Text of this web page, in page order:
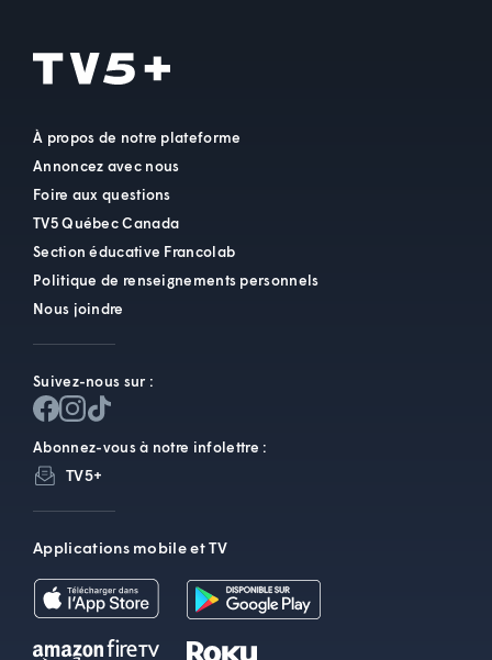
À propos de notre plateforme
Annoncez avec nous
Foire aux questions
TV5 Québec Canada
Section éducative Francolab
Politique de renseignements personnels
Nous joindre
Suivez-nous sur :
Abonnez-vous à notre infolettre :
TV5+
Applications mobile et TV